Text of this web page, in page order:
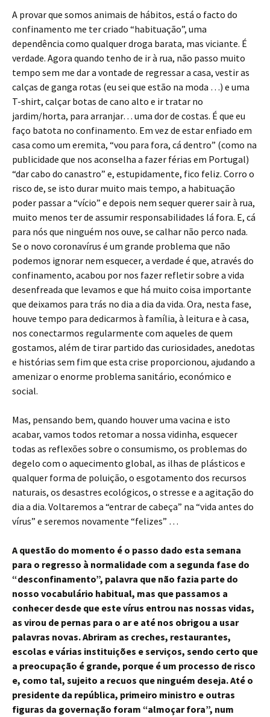
A provar que somos animais de hábitos, está o facto do
confinamento me ter criado “habituação”, uma
dependência como qualquer droga barata, mas viciante. É
verdade. Agora quando tenho de ir à rua, não passo muito
tempo sem me dar a vontade de regressar a casa, vestir as
calças de ganga rotas (eu sei que estão na moda …) e uma
T-shirt, calçar botas de cano alto e ir tratar no
jardim/horta, para arranjar… uma dor de costas. É que eu
faço batota no confinamento. Em vez de estar enfiado em
casa como um eremita, “vou para fora, cá dentro” (como na
publicidade que nos aconselha a fazer férias em Portugal)
“dar cabo do canastro” e, estupidamente, fico feliz. Corro o
risco de, se isto durar muito mais tempo, a habituação
poder passar a “vício” e depois nem sequer querer sair à rua,
muito menos ter de assumir responsabilidades lá fora. E, cá
para nós que ninguém nos ouve, se calhar não perco nada.
Se o novo coronavírus é um grande problema que não
podemos ignorar nem esquecer, a verdade é que, através do
confinamento, acabou por nos fazer refletir sobre a vida
desenfreada que levamos e que há muito coisa importante
que deixamos para trás no dia a dia da vida. Ora, nesta fase,
houve tempo para dedicarmos à família, à leitura e à casa,
nos conectarmos regularmente com aqueles de quem
gostamos, além de tirar partido das curiosidades, anedotas
e histórias sem fim que esta crise proporcionou, ajudando a
amenizar o enorme problema sanitário, económico e
social.
Mas, pensando bem, quando houver uma vacina e isto
acabar, vamos todos retomar a nossa vidinha, esquecer
todas as reflexões sobre o consumismo, os problemas do
degelo com o aquecimento global, as ilhas de plásticos e
qualquer forma de poluição, o esgotamento dos recursos
naturais, os desastres ecológicos, o stresse e a agitação do
dia a dia. Voltaremos a “entrar de cabeça” na “vida antes do
vírus” e seremos novamente “felizes” …
A questão do momento é o passo dado esta semana
para o regresso à normalidade com a segunda fase do
“desconfinamento”, palavra que não fazia parte do
nosso vocabulário habitual, mas que passamos a
conhecer desde que este vírus entrou nas nossas vidas,
as virou de pernas para o ar e até nos obrigou a usar
palavras novas. Abriram as creches, restaurantes,
escolas e várias instituições e serviços, sendo certo que
a preocupação é grande, porque é um processo de risco
e, como tal, sujeito a recuos que ninguém deseja. Até o
presidente da república, primeiro ministro e outras
figuras da governação foram “almoçar fora”, num